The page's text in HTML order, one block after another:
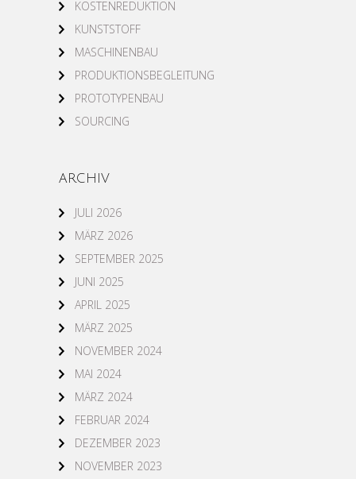
KOSTENREDUKTION
KUNSTSTOFF
MASCHINENBAU
PRODUKTIONSBEGLEITUNG
PROTOTYPENBAU
SOURCING
ARCHIV
JULI 2026
MÄRZ 2026
SEPTEMBER 2025
JUNI 2025
APRIL 2025
MÄRZ 2025
NOVEMBER 2024
MAI 2024
MÄRZ 2024
FEBRUAR 2024
DEZEMBER 2023
NOVEMBER 2023